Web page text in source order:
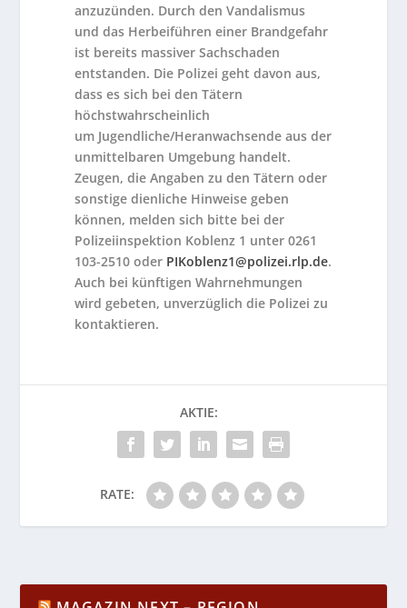
anzuzünden. Durch den Vandalismus
und das Herbeiführen einer Brandgefahr
ist bereits massiver Sachschaden
entstanden. Die Polizei geht davon aus,
dass es sich bei den Tätern
höchstwahrscheinlich
um Jugendliche/Heranwachsende aus der
unmittelbaren Umgebung handelt.
Zeugen, die Angaben zu den Tätern oder
sonstige dienliche Hinweise geben
können, melden sich bitte bei der
Polizeiinspektion Koblenz 1 unter 0261
103-2510 oder PIKoblenz1@polizei.rlp.de.
Auch bei künftigen Wahrnehmungen
wird gebeten, unverzüglich die Polizei zu
kontaktieren.
AKTIE:
RATE: